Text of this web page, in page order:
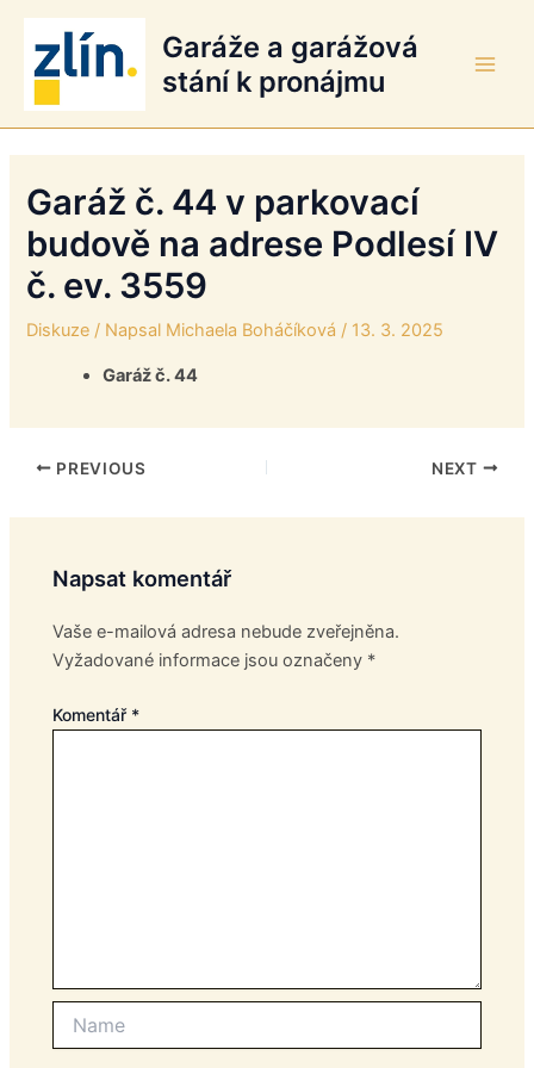
Přeskočit
obsah
Garáže a garážová
stání k pronájmu
Garáž č. 44 v parkovací
budově na adrese Podlesí IV
č. ev. 3559
Diskuze / Napsal Michaela Boháčíková / 13. 3. 2025
Garáž č. 44
PREVIOUS NEXT
Napsat komentář
Vaše e-mailová adresa nebude zveřejněna.
Vyžadované informace jsou označeny *
Komentář *